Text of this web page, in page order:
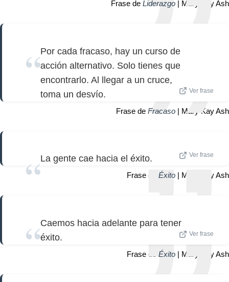
Frase de Liderazgo | Mary Kay Ash
Por cada fracaso, hay un curso de
acción alternativo. Solo tienes que
encontrarlo. Al llegar a un cruce,
toma un desvío.
Ver frase
Frase de Fracaso | Mary Kay Ash
La gente cae hacia el éxito. Ver frase
Frase de Éxito | Mary Kay Ash
Caemos hacia adelante para tener
éxito.
Ver frase
Frase de Éxito | Mary Kay Ash